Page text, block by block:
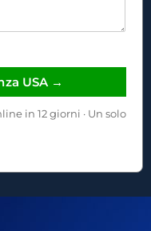
USA →